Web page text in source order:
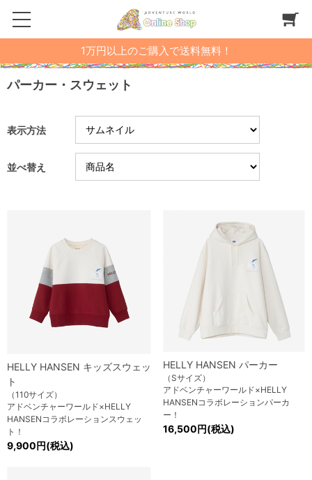
1万円以上のご購入で送料無料！
パーカー・スウェット
表示方法
並べ替え
HELLY HANSEN キッズスウェッ
ト
（110サイズ）
アドベンチャーワールド×HELLY
HANSENコラボレーションスウェッ
ト！
9,900円(税込)
HELLY HANSEN パーカー
（Sサイズ）
アドベンチャーワールド×HELLY
HANSENコラボレーションパーカ
ー！
16,500円(税込)